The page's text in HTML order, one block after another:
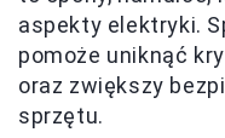
aspekty elektryki.
pomoże uniknąć
oraz zwiększy
sprzętu.